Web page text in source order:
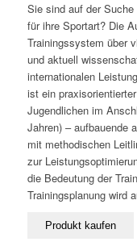
Sie sind auf der
für ihre Sportart? Die
Trainingssystem über
und aktuell
internationalen
ist ein
Jugendlichen im
Jahren) – aufbauende
mit methodischen
zur
die Bedeutung der
Trainingsplanung wird
Produkt kaufen